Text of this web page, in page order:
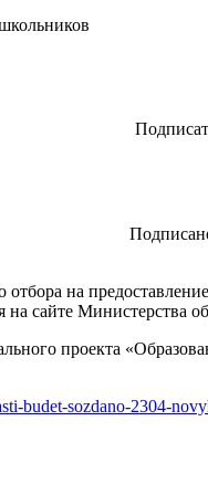
отбора на
сайте Министерства
проекта
budet-sozdano-2304-